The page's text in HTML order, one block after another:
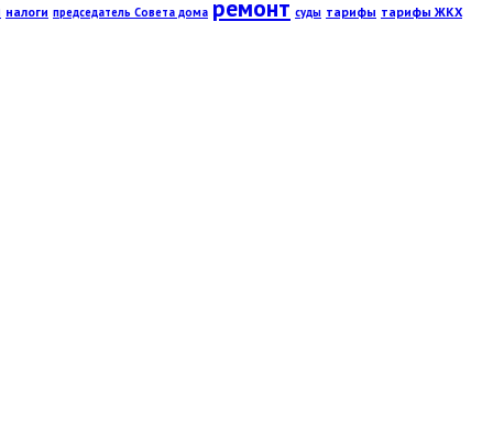
налоги председатель Совета дома ремонт суды тарифы тарифы ЖКХ